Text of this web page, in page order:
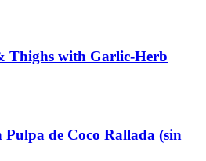
Thighs with Garlic-Herb
Pulpa de Coco Rallada (sin